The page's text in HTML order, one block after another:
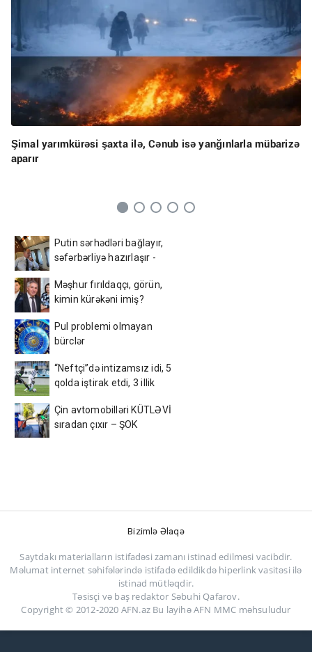
Şimal yarımkürəsi şaxta ilə, Cənub isə yanğınlarla mübarizə
aparır
Putin sərhədləri bağlayır,
səfərbərliyə hazırlaşır -
Məşhur fırıldaqçı, görün,
kimin kürəkəni imiş?
Pul problemi olmayan
bürclər
“Neftçi”də intizamsız idi, 5
qolda iştirak etdi, 3 illik
Çin avtomobilləri KÜTLƏVİ
sıradan çıxır – ŞOK
Bizimlə Əlaqə
Saytdakı materialların istifadəsi zamanı istinad edilməsi vacibdir.
Məlumat internet səhifələrində istifadə edildikdə hiperlink vasitəsi ilə
istinad mütləqdir.
Təsisçi və baş redaktor Səbuhi Qafarov.
Copyright © 2012-2020 AFN.az Bu layihə AFN MMC məhsuludur